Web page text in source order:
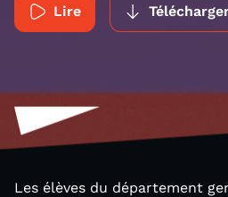
Lire
Les élèves du département